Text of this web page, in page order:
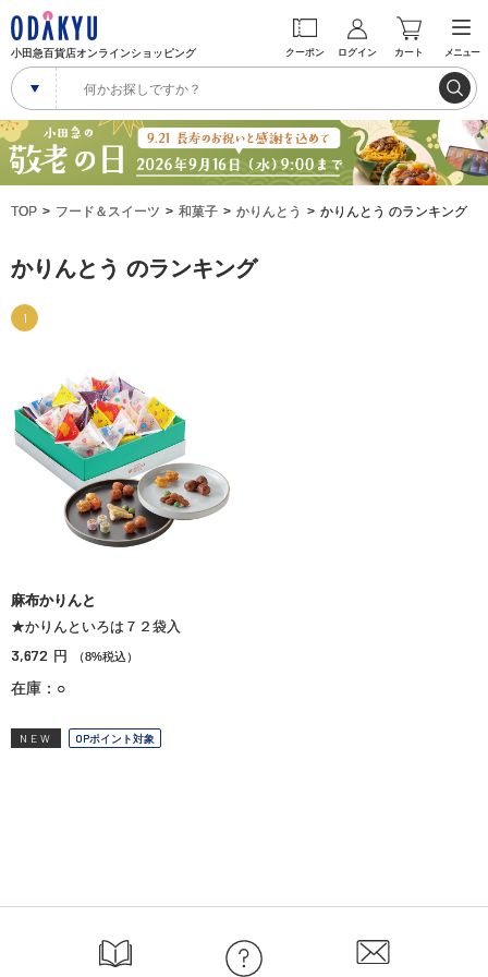
小田急百貨店オンラインショッピング クーポン ログイン カート メニュー
TOP フード＆スイーツ 和菓子 かりんとう かりんとう のランキング
かりんとう のランキング
1
麻布かりんと
★かりんといろは７２袋入
3,672 円 （8%税込）
在庫：○
NEW OPポイント対象